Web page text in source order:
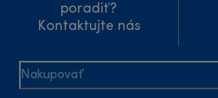
poradiť?
Kontaktujte nás
Nakupovať